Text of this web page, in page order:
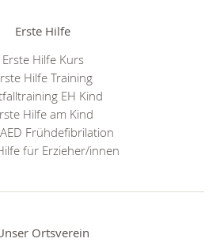
Erste Hilfe
Erste Hilfe Kurs
Hilfe Training
EH Kind
Hilfe am Kind
Frühdefibrilation
für Erzieher/innen
Ortsverein